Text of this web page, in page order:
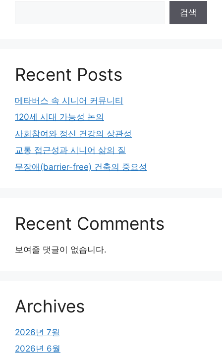
검색
Recent Posts
메타버스 속 시니어 커뮤니티
120세 시대 가능성 논의
사회참여와 정신 건강의 상관성
교통 접근성과 시니어 삶의 질
무장애(barrier-free) 건축의 중요성
Recent Comments
보여줄 댓글이 없습니다.
Archives
2026년 7월
2026년 6월